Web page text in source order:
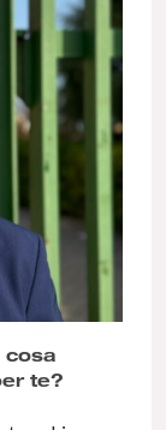
cosa
te?